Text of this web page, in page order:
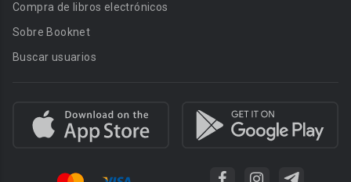
Compra de libros electrónicos
Sobre Booknet
Buscar usuarios